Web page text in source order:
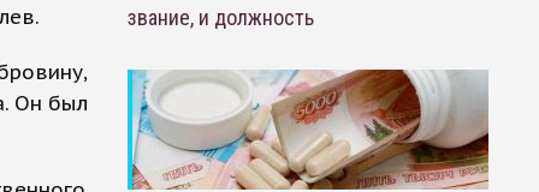
Он был
звание, и должность